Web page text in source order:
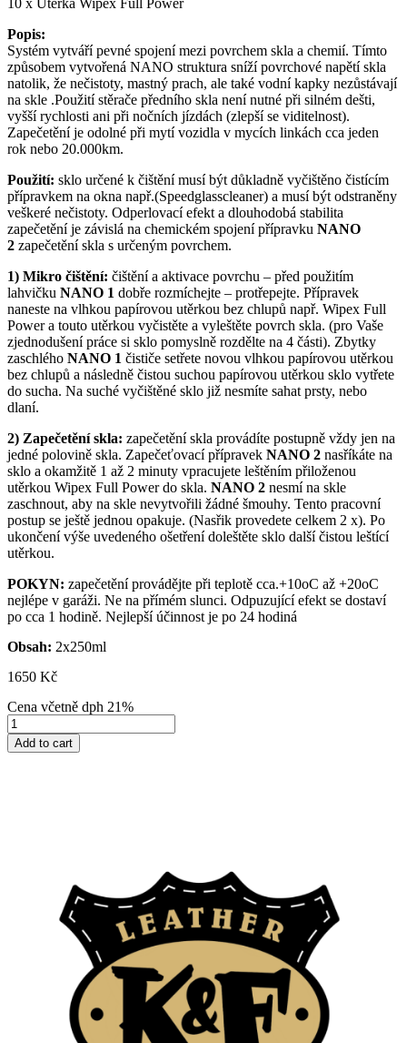
10 x Utěrka Wipex Full Power
Popis:
Systém vytváří pevné spojení mezi povrchem skla a chemií. Tímto
způsobem vytvořená NANO struktura sníží povrchové napětí skla
natolik, že nečistoty, mastný prach, ale také vodní kapky nezůstávají
na skle .Použití stěrače předního skla není nutné při silném dešti,
vyšší rychlosti ani při nočních jízdách (zlepší se viditelnost).
Zapečetění je odolné při mytí vozidla v mycích linkách cca jeden
rok nebo 20.000km.
Použití: sklo určené k čištění musí být důkladně vyčištěno čistícím
přípravkem na okna např.(Speedglasscleaner) a musí být odstraněny
veškeré nečistoty. Odperlovací efekt a dlouhodobá stabilita
zapečetění je závislá na chemickém spojení přípravku NANO
2 zapečetění skla s určeným povrchem.
1) Mikro čištění: čištění a aktivace povrchu – před použitím
lahvičku NANO 1 dobře rozmíchejte – protřepejte. Přípravek
naneste na vlhkou papírovou utěrkou bez chlupů např. Wipex Full
Power a touto utěrkou vyčistěte a vyleštěte povrch skla. (pro Vaše
zjednodušení práce si sklo pomyslně rozdělte na 4 části). Zbytky
zaschlého NANO 1 čističe setřete novou vlhkou papírovou utěrkou
bez chlupů a následně čistou suchou papírovou utěrkou sklo vytřete
do sucha. Na suché vyčištěné sklo již nesmíte sahat prsty, nebo
dlaní.
2) Zapečetění skla: zapečetění skla provádíte postupně vždy jen na
jedné polovině skla. Zapečeťovací přípravek NANO 2 nasříkáte na
sklo a okamžitě 1 až 2 minuty vpracujete leštěním přiloženou
utěrkou Wipex Full Power do skla. NANO 2 nesmí na skle
zaschnout, aby na skle nevytvořili žádné šmouhy. Tento pracovní
postup se ještě jednou opakuje. (Nasřik provedete celkem 2 x). Po
ukončení výše uvedeného ošetření doleštěte sklo další čistou leštící
utěrkou.
POKYN: zapečetění provádějte při teplotě cca.+10oC až +20oC
nejlépe v garáži. Ne na přímém slunci. Odpuzující efekt se dostaví
po cca 1 hodině. Nejlepší účinnost je po 24 hodiná
Obsah: 2x250ml
1650 Kč
Cena včetně dph 21%
Add to cart